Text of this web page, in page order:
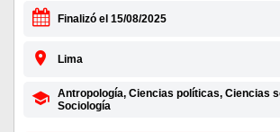
Finalizó el 15/08/2025
Lima
Antropología, Ciencias políticas, Ciencias
Sociología